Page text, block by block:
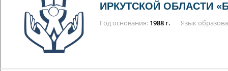
ИРКУТСКОЙ ОБЛАСТИ
Год основания 1988 г. Язык